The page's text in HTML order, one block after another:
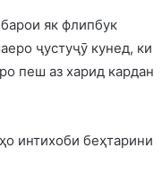
як флипбук
ҷустуҷӯ кунед, ки
пеш аз харид кардан
интихоби беҳтарини